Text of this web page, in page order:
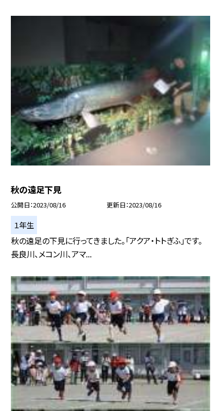
秋の遠足下見
公開日 2023/08/16 更新日 2023/08/16
１年生
秋の遠足の下見に行ってきました。「アクア・トトぎふ」です。
長良川、メコン川、アマ...